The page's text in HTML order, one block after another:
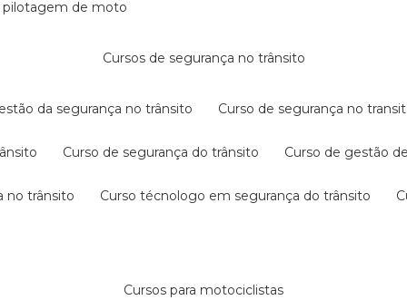
pilotagem de moto
cursos de segurança no trânsito
da segurança no trânsito curso de segurança no
curso de segurança do trânsito curso de gestão
no trânsito curso técnologo em segurança do trânsito
cursos para motociclistas